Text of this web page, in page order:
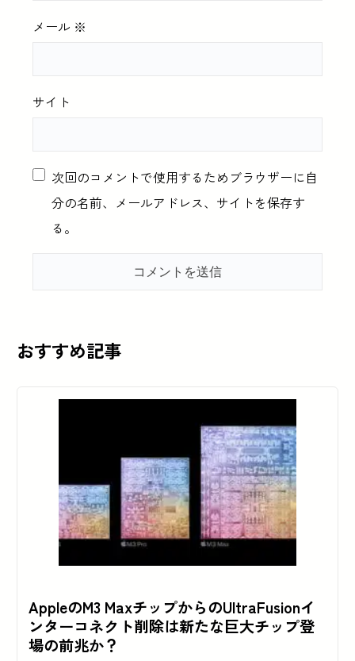
メール ※
サイト
次回のコメントで使用するためブラウザーに自
分の名前、メールアドレス、サイトを保存す
る。
おすすめ記事
AppleのM3 MaxチップからのUltraFusionイ
ンターコネクト削除は新たな巨大チップ登
場の前兆か？